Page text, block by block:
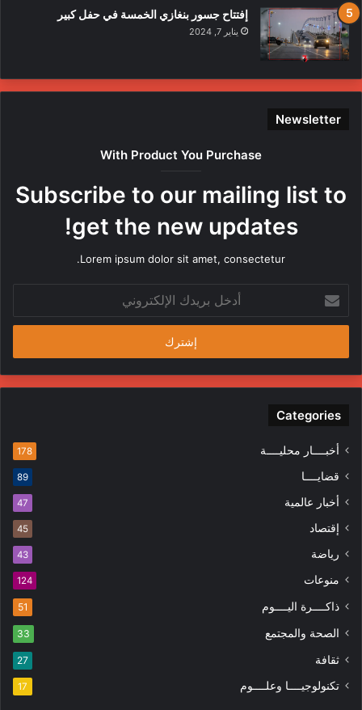
إفتتاح جسور بنغازي الخمسة في حفل كبير
يناير 7, 2024
Newsletter
With Product You Purchase
Subscribe to our mailing list to
get the new updates!
Lorem ipsum dolor sit amet, consectetur.
بريدك
الإلكتروني
Categories
أخبــــار محليــــة 178
قضايــــا 89
أخبار عالمية 47
إقتصاد 45
رياضة 43
منوعات 124
ذاكــــرة اليــــوم 51
الصحة والمجتمع 33
ثقافة 27
تكنولوجيــــا وعلــــوم 17